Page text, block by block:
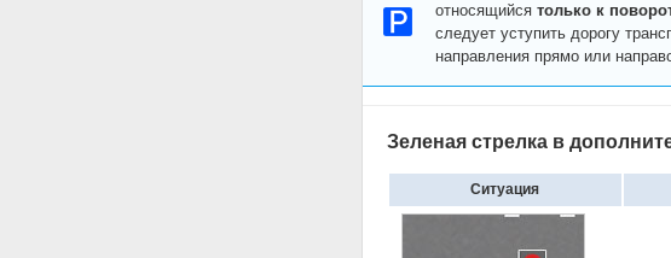
относящийся только к
следует уступить дорогу
направления прямо или
Зеленая стрелка в
Ситуация